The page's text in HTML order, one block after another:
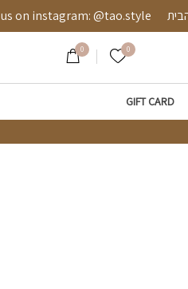
עד הבית @tao.style
0 הרשימה שלי
0
GIFT CARD